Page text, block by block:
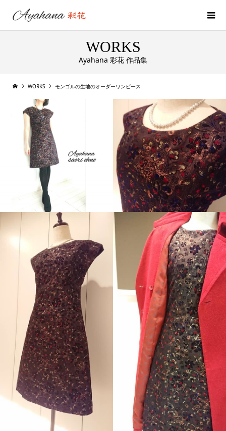
WORKS
Ayahana 彩花 作品集
WORKS モンゴルの生地のオーダーワンピース
生地の良さを引き立てる
シンプルデザインワンピ
デコルテが美しいお客様
の首元を上品に見せるデ
ザイン